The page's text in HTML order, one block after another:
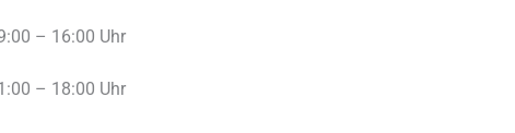
– 16:00 Uhr
– 18:00 Uhr